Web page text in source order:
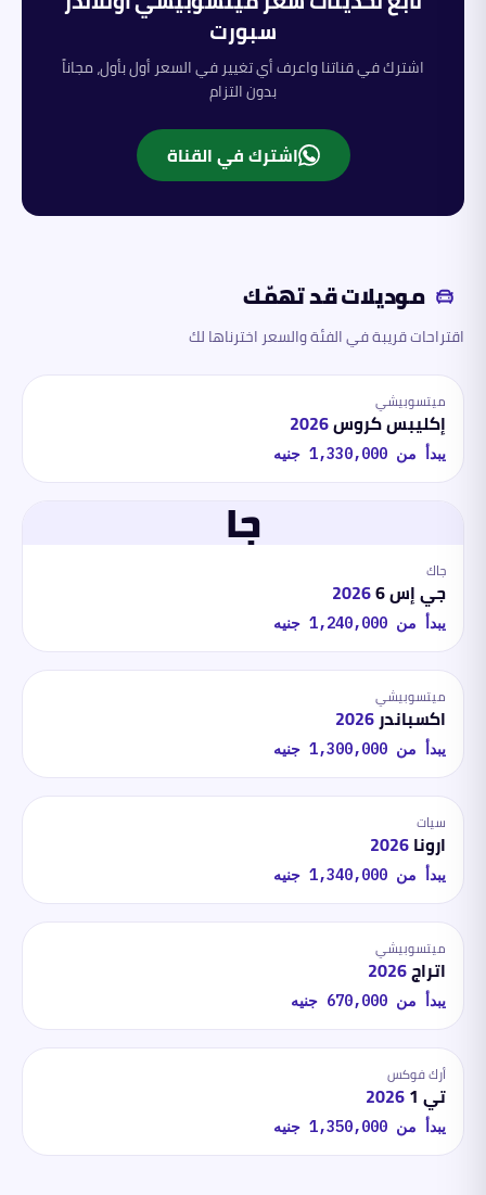
سبورت
اشترك في قناتنا واعرف أي تغيير في السعر أول بأول، مجاناً
بدون التزام
اشترك في القناة
موديلات قد تهمّك
اقتراحات قريبة في الفئة والسعر اخترناها لك
ميتسوبيشي
إكليبس كروس2026
يبدأ من 1,330,000 جنيه
جا
جاك
جي إس 6 2026
يبدأ من 1,240,000 جنيه
ميتسوبيشي
اكسباندر2026
يبدأ من 1,300,000 جنيه
سيات
ارونا2026
يبدأ من 1,340,000 جنيه
ميتسوبيشي
اتراج2026
يبدأ من 670,000 جنيه
أرك فوكس
تي 1 2026
يبدأ من 1,350,000 جنيه